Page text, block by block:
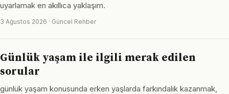
uyarlamak en akıllıca yaklaşım.
3 Ağustos 2026 · Güncel Rehber
Günlük yaşam ile ilgili merak edilen
sorular
günlük yaşam konusunda erken yaşlarda farkındalık kazanmak,